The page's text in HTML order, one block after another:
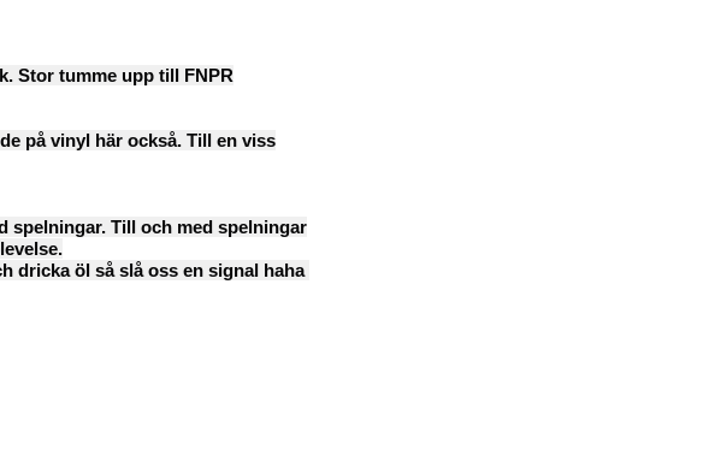
Stor tumme upp till FNPR
på vinyl här också. Till en viss
spelningar. Till och med spelningar
dricka öl så slå oss en signal haha